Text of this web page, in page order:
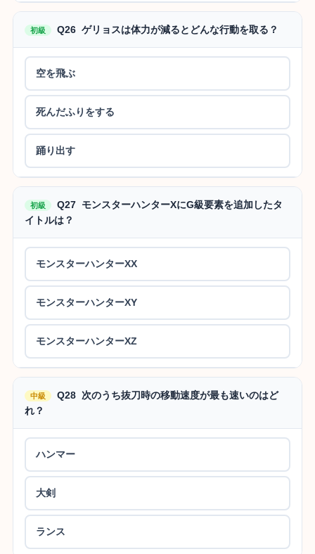
初級 Q26 ゲリョスは体力が減るとどんな行動を取る？
空を飛ぶ
死んだふりをする
踊り出す
初級
Q27 モンスターハンターXにG級要素を追加したタ
イトルは？
モンスターハンターXX
モンスターハンターXY
モンスターハンターXZ
中級
Q28 次のうち抜刀時の移動速度が最も速いのはど
れ？
ハンマー
大剣
ランス